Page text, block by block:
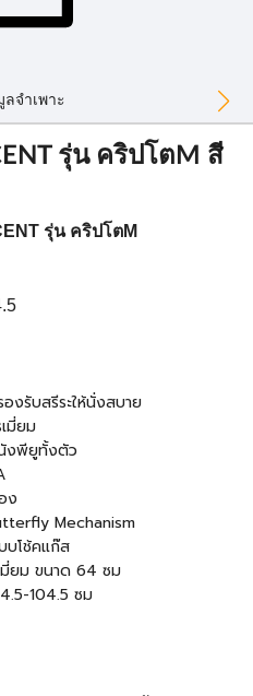
จำเพาะ
รุ่น คริปโตM สี
รุ่น คริปโตM
งรับสรีระให้นั่งสบาย
มี่ยม
งพียูทั้งตัว
ง
Mechanism
บโช้คแก๊ส
มี่ยม ขนาด 64 ซม
104.5 ซม